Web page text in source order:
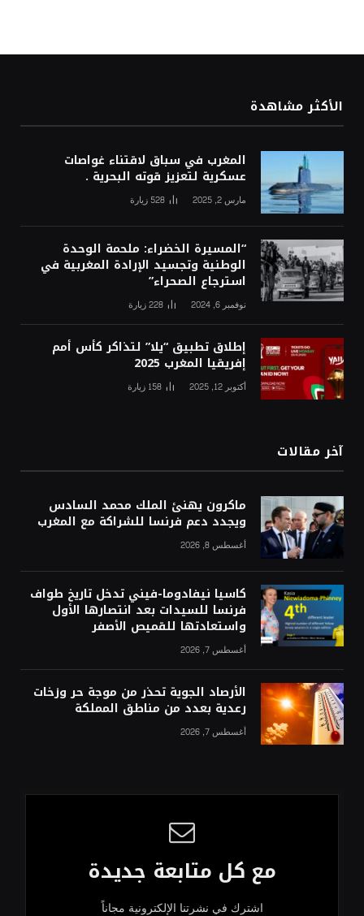
الأكثر مشاهدة
المغرب في سباق لاقتناء غواصات
عسكرية لتعزيز قوته البحرية .
مارس 2, 2025 528 زيارة
“المسيرة الخضراء: ملحمة الوحدة
الوطنية وتجسيد الإرادة المغربية في
استرجاع الصحراء”
نوفمبر 6, 2024 228زيارة
إطلاق تطبيق “يلا” لتذاكر كأس أمم
إفريقيا المغرب 2025
أكتوبر 12, 2025 158 زيارة
آخر مقالات
ماكرون يهنئ الملك محمد السادس
ويجدد دعم فرنسا للشراكة مع المغرب
أغسطس 8, 2026
كاسيا نيفادوما-فيني تدخل تاريخ طواف
فرنسا للسيدات بعد انتصارها الأول
واستعادتها للقميص الأصفر
أغسطس 7, 2026
الأرصاد الجوية تحذر من موجة حر وزخات
رعدية بعدد من مناطق المملكة
أغسطس 7, 2026
مع كل متابعة جديدة
اشترك في نشرتنا الإلكترونية مجاناً